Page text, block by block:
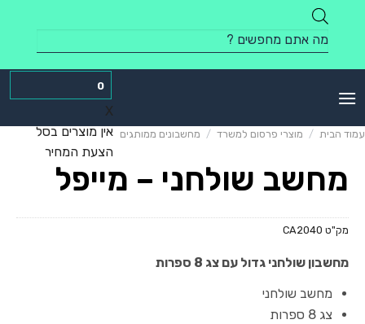
content
Products
search
0
X
אין מוצרים בסל
הצעת המחיר
עמוד הבית / מוצרי פרסום למשרד / מחשבונים ממותגים
מחשב שולחני – מייפל
מק"ט CA2040
מחשבון שולחני גדול עם צג 8 ספרות
מחשב שולחני
צג 8 ספרות